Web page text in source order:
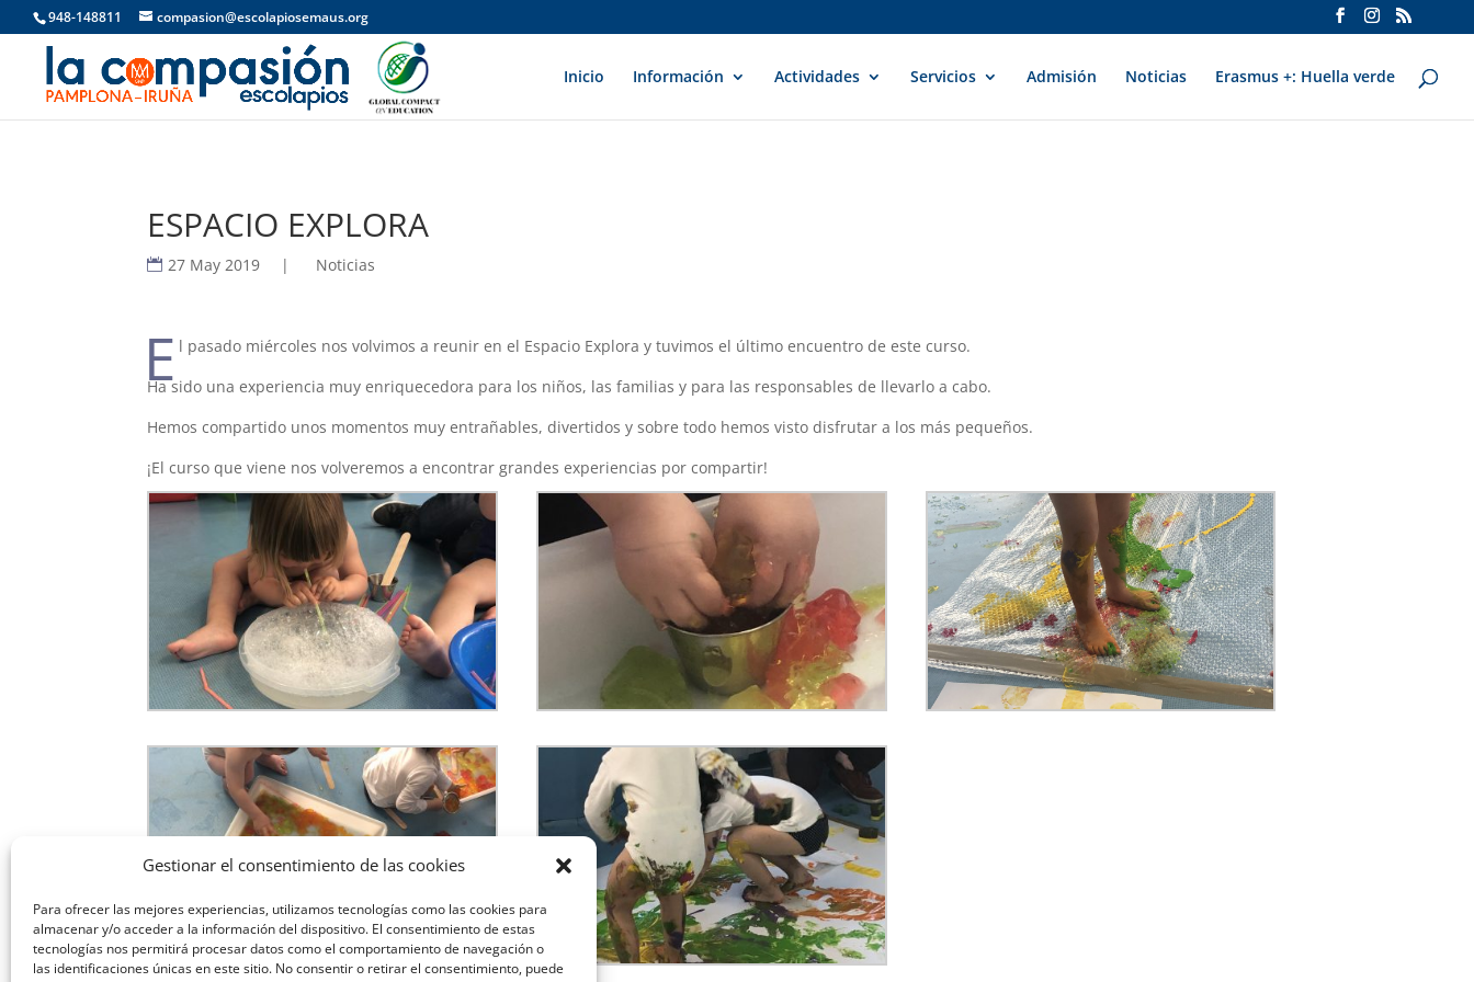
Gestionar el consentimiento de las cookies
Para ofrecer las mejores experiencias, utilizamos tecnologías como las cookies para
almacenar y/o acceder a la información del dispositivo. El consentimiento de estas
tecnologías nos permitirá procesar datos como el comportamiento de navegación o
las identificaciones únicas en este sitio. No consentir o retirar el consentimiento, puede
948-148811 compasion@escolapiosemaus.org
Inicio Información Actividades Servicios Admisión Noticias Erasmus +: Huella verde
ESPACIO EXPLORA
27 May 2019 | Noticias
E l pasado miércoles nos volvimos a reunir en el Espacio Explora y tuvimos el último encuentro de este curso.
Ha sido una experiencia muy enriquecedora para los niños, las familias y para las responsables de llevarlo a cabo.
Hemos compartido unos momentos muy entrañables, divertidos y sobre todo hemos visto disfrutar a los más pequeños.
¡El curso que viene nos volveremos a encontrar grandes experiencias por compartir!